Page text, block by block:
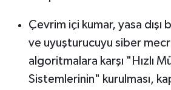
Çevrim içi kumar, yasa
ve uyuşturucuyu siber
algoritmalara karşı "Hızlı
Sistemlerinin" kurulması,